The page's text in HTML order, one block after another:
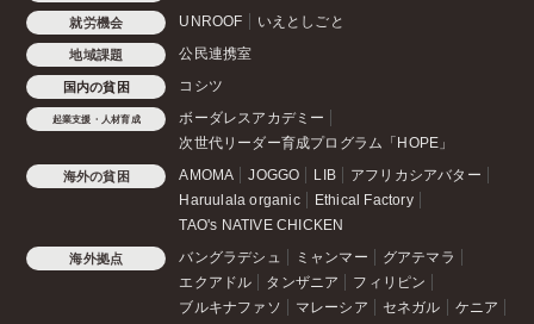
就労機会 UNROOF いえとしごと
地域課題 公民連携室
国内の貧困 コシツ
起業支援・人材育成
ボーダレスアカデミー
次世代リーダー育成プログラム「HOPE」
海外の貧困 AMOMA JOGGO LIB
アフリカシアバター
Haruulala organic
Ethical Factory
TAO's NATIVE CHICKEN
海外拠点 バングラデシュ ミャンマー
グアテマラ
エクアドル
タンザニア
フィリピン
ブルキナファソ
マレーシア セネガル ケニア